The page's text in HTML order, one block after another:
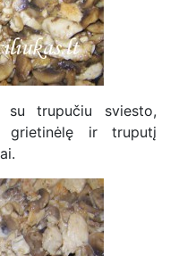
trupučiu sviesto,
grietinėlę ir truputį